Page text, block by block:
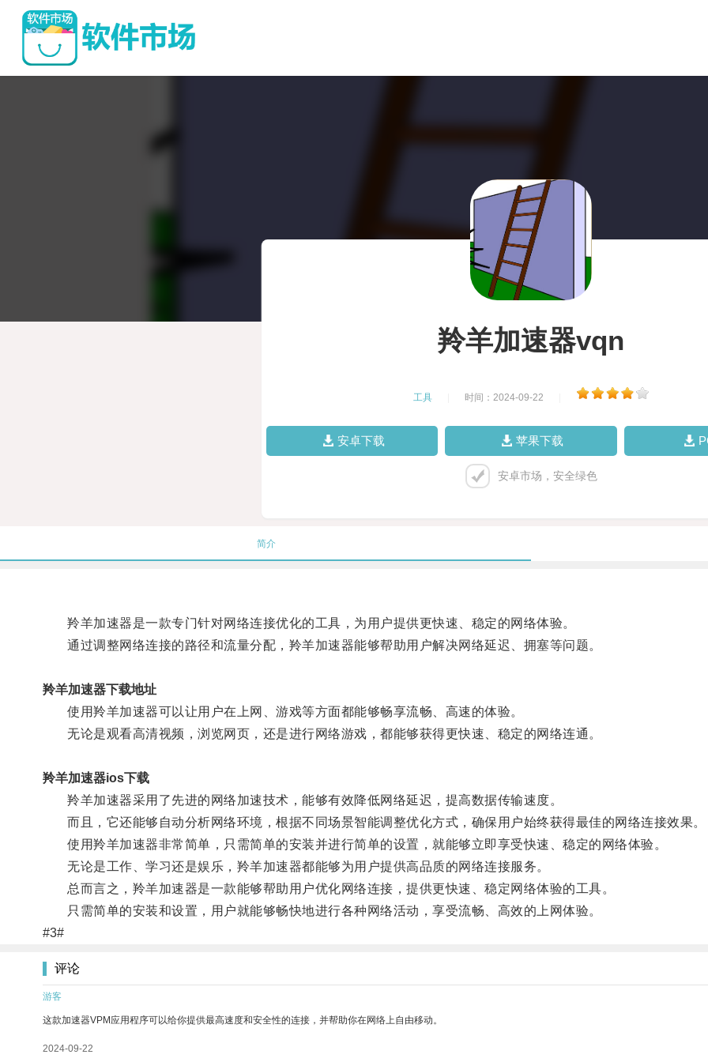
羚羊加速器vqn
工具 时间：2024-09-22
安卓下载 苹果下载
安卓市场，安全绿色
简介
羚羊加速器是一款专门针对网络连接优化的工具，为用户提供更快速、稳定的网络体验。
通过调整网络连接的路径和流量分配，羚羊加速器能够帮助用户解决网络延迟、拥塞等问题。
羚羊加速器下载地址
使用羚羊加速器可以让用户在上网、游戏等方面都能够畅享流畅、高速的体验。
无论是观看高清视频，浏览网页，还是进行网络游戏，都能够获得更快速、稳定的网络连通。
羚羊加速器ios下载
羚羊加速器采用了先进的网络加速技术，能够有效降低网络延迟，提高数据传输速度。
而且，它还能够自动分析网络环境，根据不同场景智能调整优化方式，确保用户始终获得最佳的网络连接效果。
使用羚羊加速器非常简单，只需简单的安装并进行简单的设置，就能够立即享受快速、稳定的网络体验。
无论是工作、学习还是娱乐，羚羊加速器都能够为用户提供高品质的网络连接服务。
总而言之，羚羊加速器是一款能够帮助用户优化网络连接，提供更快速、稳定网络体验的工具。
只需简单的安装和设置，用户就能够畅快地进行各种网络活动，享受流畅、高效的上网体验。
#3#
评论
游客
这款加速器VPM应用程序可以给你提供最高速度和安全性的连接，并帮助你在网络上自由移动。
2024-09-22